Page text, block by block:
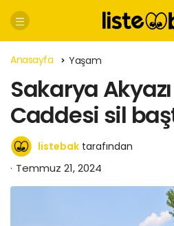
Anasayfa Yaşam
Sakarya
Caddesi sil
listebak tarafından
Temmuz 21, 2024